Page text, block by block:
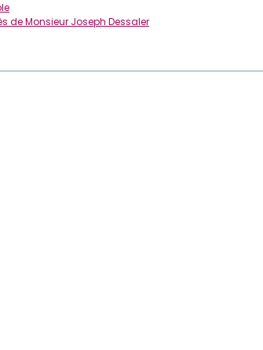
de Monsieur Joseph Dessaler